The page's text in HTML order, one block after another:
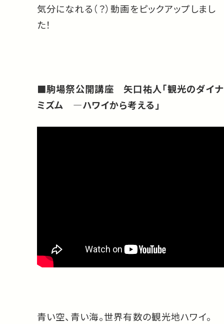
気分になれる（？）動画をピックアップしまし
た！
■駒場祭公開講座 矢口祐人「観光のダイナ
ミズム ―ハワイから考える」
青い空、青い海。世界有数の観光地ハワイ。